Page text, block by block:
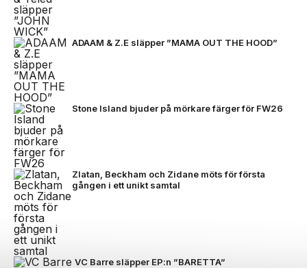
ADAAM & Z.E släpper ”MAMA OUT THE HOOD”
Stone Island bjuder på mörkare färger för FW26
Zlatan, Beckham och Zidane möts för första
gången i ett unikt samtal
VC Barre släpper EP:n ”BARETTA”